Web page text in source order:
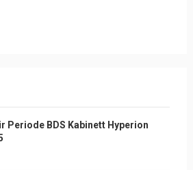
Periode BDS Kabinett Hyperion